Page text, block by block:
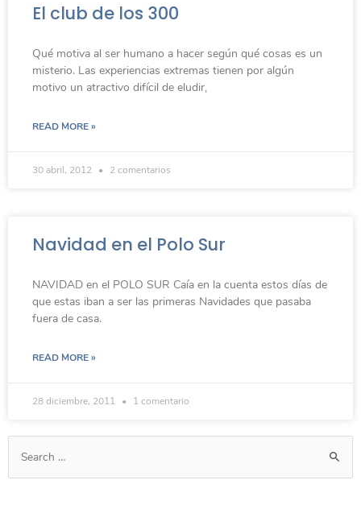
El club de los 300
Qué motiva al ser humano a hacer según qué cosas es un
misterio. Las experiencias extremas tienen por algún
motivo un atractivo difícil de eludir,
READ MORE »
30 abril, 2012 2 comentarios
Navidad en el Polo Sur
NAVIDAD en el POLO SUR Caía en la cuenta estos días de
que estas iban a ser las primeras Navidades que pasaba
fuera de casa.
READ MORE »
28 diciembre, 2011 1 comentario